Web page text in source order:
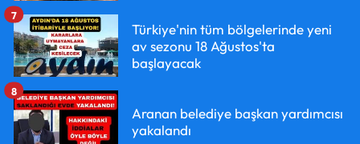
Türkiye'nin tüm bölgelerinde yeni
av sezonu 18 Ağustos'ta
başlayacak
7
Aranan belediye başkan yardımcısı
yakalandı
8